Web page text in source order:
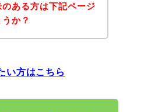
ある方は下記ページ
か？
い方はこちら